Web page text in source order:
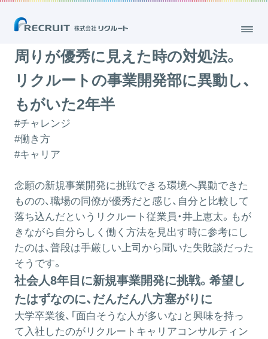
がいた2年半
周りが優秀に見えた時の対処法。
リクルートの事業開発部に異動し、
もがいた2年半
#チャレンジ
#働き方
#キャリア
念願の新規事業開発に挑戦できる環境へ異動できた
ものの、職場の同僚が優秀だと感じ、自分と比較して
落ち込んだというリクルート従業員・井上恵太。もが
きながら自分らしく働く方法を見出す時に参考にし
たのは、普段は手厳しい上司から聞いた失敗談だった
そうです。
社会人8年目に新規事業開発に挑戦。希望し
たはずなのに、だんだん八方塞がりに
大学卒業後、「面白そうな人が多いな」と興味を持っ
て入社したのがリクルートキャリアコンサルティン